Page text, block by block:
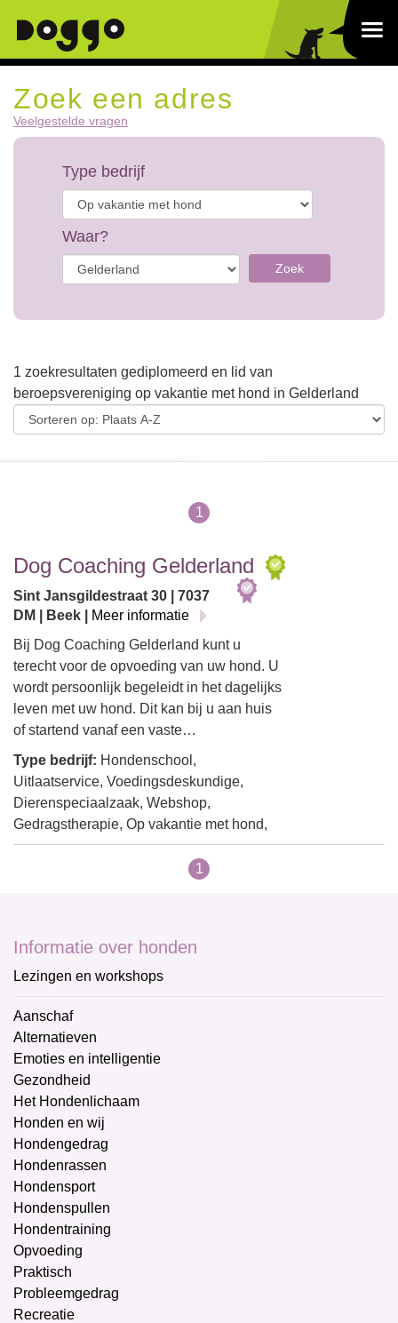
Zoek een adres
Veelgestelde vragen
Type bedrijf
Waar?
Zoek
1 zoekresultaten gediplomeerd en lid van
beroepsvereniging op vakantie met hond in Gelderland
1
Dog Coaching Gelderland
Sint Jansgildestraat 30 | 7037
DM | Beek |
Meer informatie
Bij Dog Coaching Gelderland kunt u
terecht voor de opvoeding van uw hond. U
wordt persoonlijk begeleidt in het dagelijks
leven met uw hond. Dit kan bij u aan huis
of startend vanaf een vaste…
Type bedrijf: Hondenschool,
Uitlaatservice, Voedingsdeskundige,
Dierenspeciaalzaak, Webshop,
Gedragstherapie, Op vakantie met hond,
1
Informatie over honden
Lezingen en workshops
Aanschaf
Alternatieven
Emoties en intelligentie
Gezondheid
Het Hondenlichaam
Honden en wij
Hondengedrag
Hondenrassen
Hondensport
Hondenspullen
Hondentraining
Opvoeding
Praktisch
Probleemgedrag
Recreatie